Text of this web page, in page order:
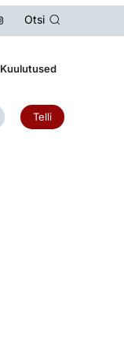
Otsi
Kuulutused
Telli